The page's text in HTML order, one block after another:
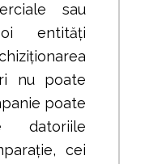
sau
entități
nu poate
poate
datoriile
cei